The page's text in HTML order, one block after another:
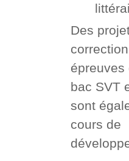
Des
épreuves
bac SVT
sont
cours de